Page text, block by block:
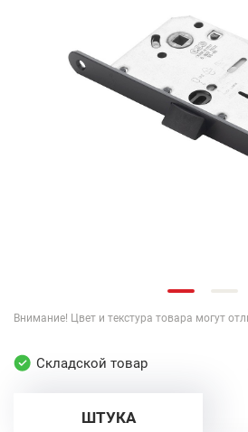
Внимание! Цвет и текстура товара могут
Складской товар
ШТУКА